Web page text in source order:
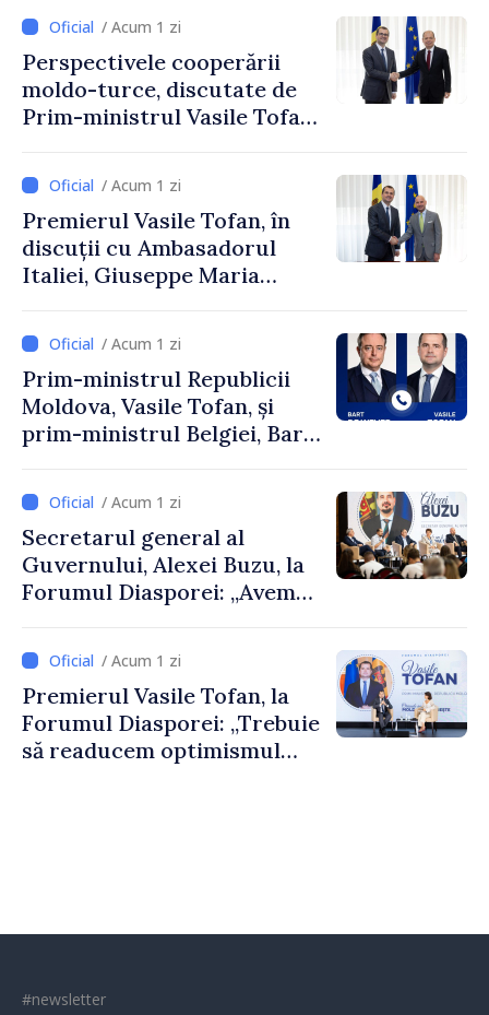
/ Acum 1 zi
Perspectivele cooperării
moldo-turce, discutate de
Prim-ministrul Vasile Tofan
Uygar Mustafa Sertel
/ Acum 1 zi
Premierul Vasile Tofan, în
discuții cu Ambasadorul
Italiei, Giuseppe Maria
/ Acum 1 zi
Prim-ministrul Republicii
Moldova, Vasile Tofan, și
prim-ministrul Belgiei, Bart
despre parcursul european
al Republicii Moldova.
/ Acum 1 zi
Secretarul general al
Guvernului, Alexei Buzu, la
Forumul Diasporei: „Avem
dumneavoastră pentru a
construi comunități mai
puternice”
/ Acum 1 zi
Premierul Vasile Tofan, la
Forumul Diasporei: „Trebuie
să readucem optimismul
#newsletter